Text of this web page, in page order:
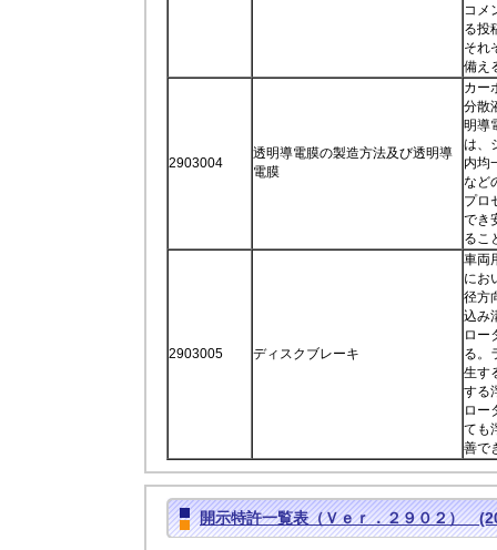
コメ
る投
それ
備え
2903004
透明導電膜の製造方法及び透明導
電膜
カー
分散
明導
は、
内均
など
プロ
でき
るこ
2903005 ディスクブレーキ
車両
にお
径方
込み
ロー
る。
生す
する
ロー
ても
善で
開示特許一覧表（Ｖｅｒ．２９０２）